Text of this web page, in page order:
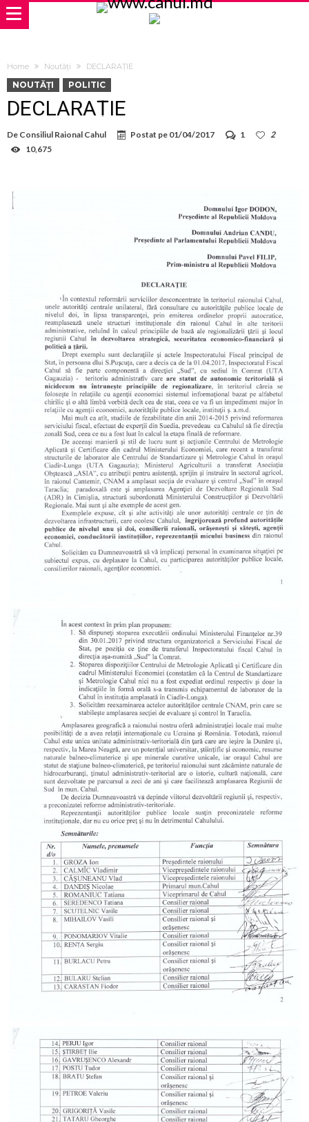
Home Noutăți DECLARAȚIE
NOUTĂȚI POLITIC
DECLARAȚIE
De Consiliul Raional Cahul Postat pe 01/04/2017 1
2
10,675